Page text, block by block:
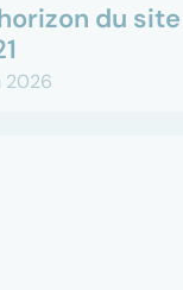
du
CCT Santé 21 a
2026